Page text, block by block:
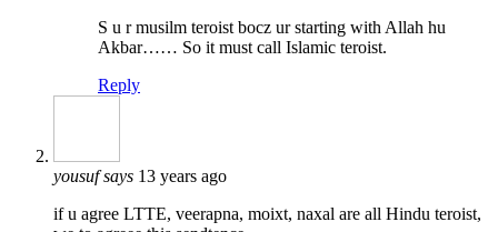
S u r musilm teroist bocz ur starting with Allah hu
Akbar…… So it must call Islamic teroist.
Reply
yousufsays 13 years ago
if u agree LTTE, veerapna, moixt, naxal are all Hindu teroist,